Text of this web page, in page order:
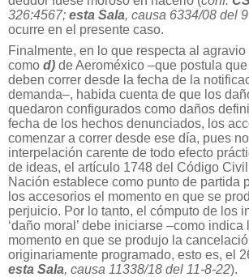
326:4567; esta Sala, causa 6334/08 del
ocurre en el presente caso.
Finalmente, en lo que respecta al
como d) de Aeroméxico –que postula
deben correr desde la fecha de la
demanda–, habida cuenta de que los
quedaron configurados como daños
fecha de los hechos denunciados, los
comenzar a correr desde ese día, pues
interpelación carente de todo efecto
de ideas, el artículo 1748 del Código
Nación establece como punto de partida
los accesorios el momento en que se
perjuicio. Por lo tanto, el cómputo de los
‘daño moral’ debe iniciarse –como indica
momento en que se produjo la
originariamente programado, esto es, el
esta Sala, causa 11338/18 del 11-8-22).